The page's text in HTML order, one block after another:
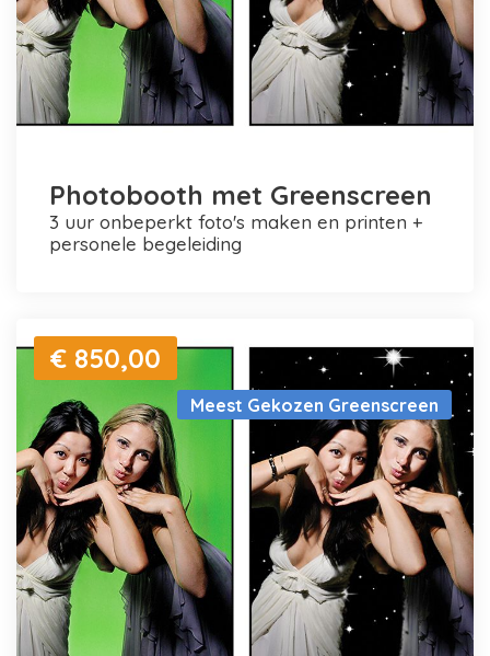
Photobooth met Greenscreen
3 uur onbeperkt foto's maken en printen +
personele begeleiding
Meest Gekozen Greenscreen
€ 850,00